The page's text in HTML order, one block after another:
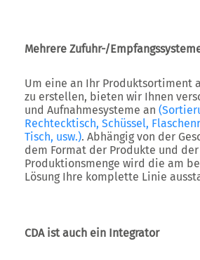
Mehrere Zufuhr-/
Um eine an Ihr Produktsortiment
zu erstellen, bieten wir Ihnen
und Aufnahmesysteme an
Rechtecktisch, Schüssel,
Tisch, usw.). Abhängig von der
dem Format der Produkte und der
Produktionsmenge wird die am
Lösung Ihre komplette Linie
CDA ist auch ein Integrator